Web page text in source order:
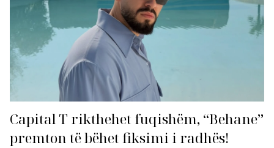
Capital T rikthehet fuqishëm, “Behane”
premton të bëhet fiksimi i radhës!